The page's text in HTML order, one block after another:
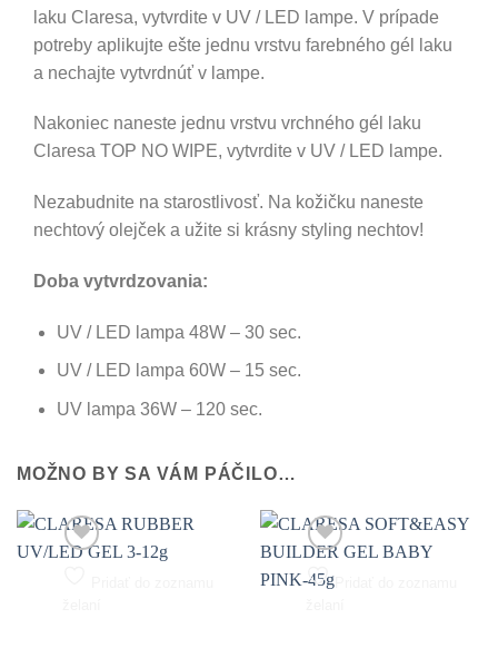
laku Claresa, vytvrdite v UV / LED lampe. V prípade
potreby aplikujte ešte jednu vrstvu farebného gél laku
a nechajte vytvrdnúť v lampe.
Nakoniec naneste jednu vrstvu vrchného gél laku
Claresa TOP NO WIPE, vytvrdite v UV / LED lampe.
Nezabudnite na starostlivosť. Na kožičku naneste
nechtový olejček a užite si krásny styling nechtov!
Doba vytvrdzovania:
UV / LED lampa 48W – 30 sec.
UV / LED lampa 60W – 15 sec.
UV lampa 36W – 120 sec.
MOŽNO BY SA VÁM PÁČILO…